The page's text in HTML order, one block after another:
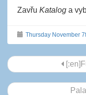
Zavřu Katalog a
Thursday November
Post
navigation